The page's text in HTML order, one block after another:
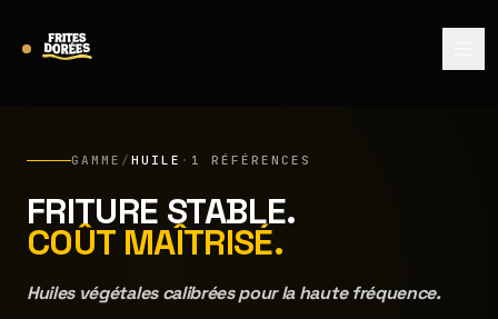
GAMME /HUILE · 1 RÉFÉRENCES
FRITURE STABLE.
COÛT MAÎTRISÉ.
Huiles végétales calibrées pour la haute fréquence.